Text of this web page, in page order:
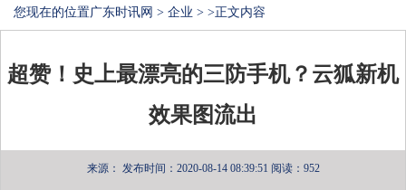
您现在的位置广东时讯网 > 企业 > >正文内容
超赞！史上最漂亮的三防手机？云狐新机
效果图流出
来源： 发布时间：2020-08-14 08:39:51 阅读：952